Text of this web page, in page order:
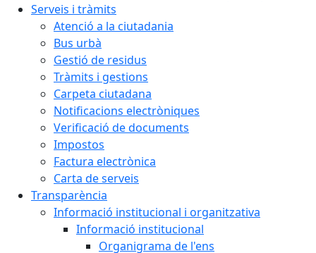
Serveis i tràmits
Atenció a la ciutadania
Bus urbà
Gestió de residus
Tràmits i gestions
Carpeta ciutadana
Notificacions electròniques
Verificació de documents
Impostos
Factura electrònica
Carta de serveis
Transparència
Informació institucional i organitzativa
Informació institucional
Organigrama de l'ens